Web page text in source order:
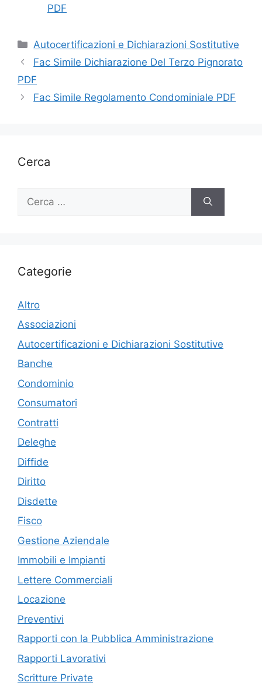
PDF
Categorie
Autocertificazioni e Dichiarazioni Sostitutive
Fac Simile Dichiarazione Del Terzo Pignorato
PDF
Fac Simile Regolamento Condominiale PDF
Cerca
per:
Categorie
Altro
Associazioni
Autocertificazioni e Dichiarazioni Sostitutive
Banche
Condominio
Consumatori
Contratti
Deleghe
Diffide
Diritto
Disdette
Fisco
Gestione Aziendale
Immobili e Impianti
Lettere Commerciali
Locazione
Preventivi
Rapporti con la Pubblica Amministrazione
Rapporti Lavorativi
Scritture Private